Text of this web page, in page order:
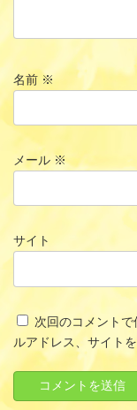
名前 ※
メール ※
サイト
次回のコメント
ルアドレス、サイトを